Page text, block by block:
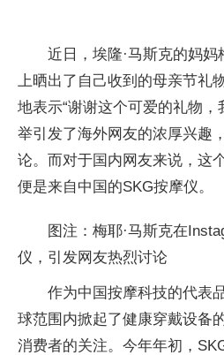
近日，埃隆·马斯克的妈妈
上晒出了自己收到的母亲节礼
地表示“谢谢这个可爱的礼物，
举引发了海外网友的浓厚兴趣
论。而对于国内网友来说，这
便是来自中国的SKG按摩仪。
图注：梅耶·马斯克在
仪，引发网友热烈讨论
作为中国按摩科技的代表
球范围内掀起了健康穿戴设备
消费者的关注。今年年初，